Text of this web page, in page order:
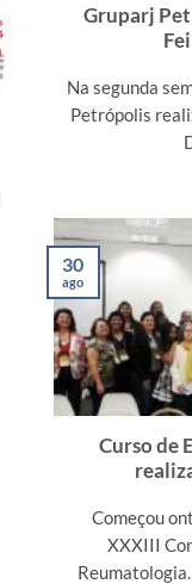
Gruparj
Na segunda
Petrópolis
Curso de
Começou
XXXIII
Reumatologia.
30
ago